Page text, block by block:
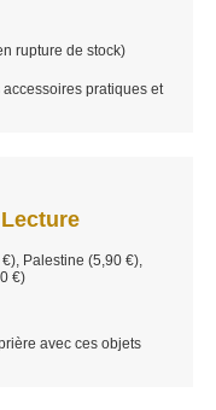
rupture de stock)
pratiques et
Palestine (5,90 €),
€)
avec ces objets